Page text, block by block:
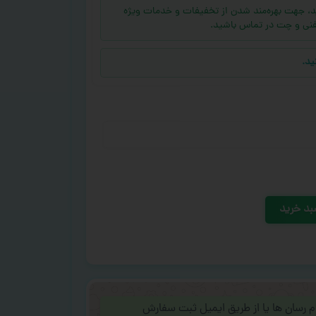
(بالای ۱۰ عدد) دارید، جهت بهره‌مند شدن از تخفیفات و خدمات ویژه
و چت در تماس باشید.
خرید
رسان ها یا از طریق ایمیل ثبت سفارش